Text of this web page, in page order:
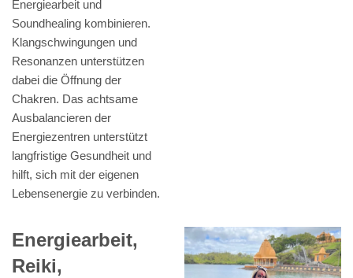
Energiearbeit und
Soundhealing kombinieren.
Klangschwingungen und
Resonanzen unterstützen
dabei die Öffnung der
Chakren. Das achtsame
Ausbalancieren der
Energiezentren unterstützt
langfristige Gesundheit und
hilft, sich mit der eigenen
Lebensenergie zu verbinden.
Energiearbeit,
Reiki,